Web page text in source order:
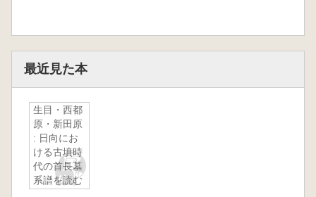
最近見た本
生目・西都
原・新田原
: 日向にお
ける古墳時
代の首長墓
系譜を読む